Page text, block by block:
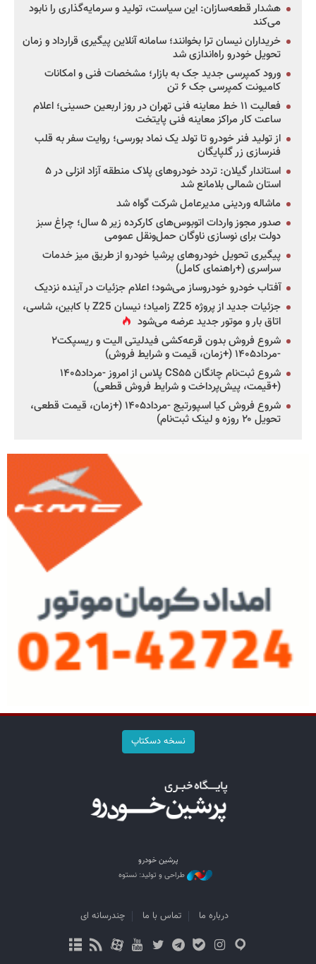
هشدار قطعه‌سازان: این سیاست، تولید و سرمایه‌گذاری را نابود
می‌کند
خریداران نیسان ترا بخوانند؛ سامانه آنلاین پیگیری قرارداد و زمان
تحویل خودرو راه‌اندازی شد
ورود کمپرسی جدید جک به بازار؛ مشخصات فنی و امکانات
کامیونت کمپرسی جک ۶ تن
فعالیت ۱۱ خط معاینه فنی تهران در روز اربعین حسینی؛ اعلام
ساعت کار مراکز معاینه فنی پایتخت
از تولید فنر خودرو تا تولد یک نماد بورسی؛ روایت سفر به قلب
فنرسازی زر گلپایگان
استاندار گیلان: تردد خودروهای پلاک منطقه آزاد انزلی در ۵
استان شمالی بلامانع شد
ماشاله وردینی مدیرعامل شرکت گواه شد
صدور مجوز واردات اتوبوس‌های کارکرده زیر ۵ سال؛ چراغ سبز
دولت برای نوسازی ناوگان حمل‌ونقل عمومی
پیگیری تحویل خودروهای پرشیا خودرو از طریق میز خدمات
سراسری (+راهنمای کامل)
آفتاب خودرو خودروساز می‌شود؛ اعلام جزئیات در آینده نزدیک
جزئیات جدید از پروژه Z25 زامیاد؛ نیسان Z25 با کابین، شاسی،
اتاق بار و موتور جدید عرضه می‌شود
شروع فروش بدون قرعه‌کشی فیدلیتی الیت و ریسپکت۲
-مرداد۱۴۰۵ (+زمان، قیمت و شرایط فروش)
شروع ثبت‌نام چانگان CS۵۵ پلاس از امروز -مرداد۱۴۰۵
(+قیمت، پیش‌پرداخت و شرایط فروش قطعی)
شروع فروش کیا اسپورتیج -مرداد۱۴۰۵ (+زمان، قیمت قطعی،
تحویل ۲۰ روزه و لینک ثبت‌نام)
نسخه دسکتاپ
پرشین خودرو
طراحی و تولید: نستوه
درباره ما تماس با ما چندرسانه ای